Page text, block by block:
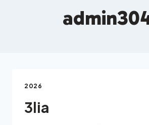
2026
3lia